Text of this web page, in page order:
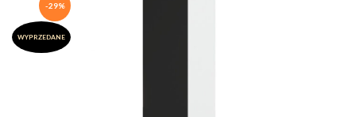
-29%
WYPRZEDANE